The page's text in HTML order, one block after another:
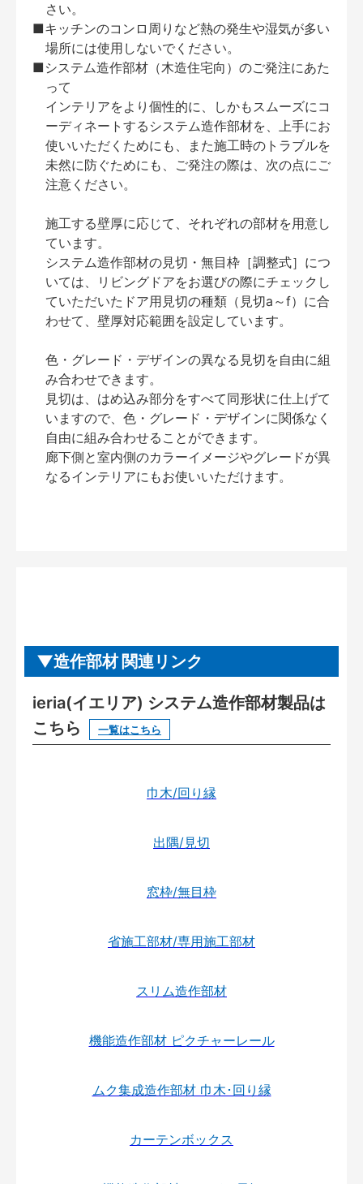
さい。
■キッチンのコンロ周りなど熱の発生や湿気が多い
場所には使用しないでください。
■システム造作部材（木造住宅向）のご発注にあた
って
インテリアをより個性的に、しかもスムーズにコ
ーディネートするシステム造作部材を、上手にお
使いいただくためにも、また施工時のトラブルを
未然に防ぐためにも、ご発注の際は、次の点にご
注意ください。
施工する壁厚に応じて、それぞれの部材を用意し
ています。
システム造作部材の見切・無目枠［調整式］につ
いては、リビングドアをお選びの際にチェックし
ていただいたドア用見切の種類（見切a～f）に合
わせて、壁厚対応範囲を設定しています。
色・グレード・デザインの異なる見切を自由に組
み合わせできます。
見切は、はめ込み部分をすべて同形状に仕上げて
いますので、色・グレード・デザインに関係なく
自由に組み合わせることができます。
廊下側と室内側のカラーイメージやグレードが異
なるインテリアにもお使いいただけます。
造作部材 関連リンク
ieria(イエリア) システム造作部材製品は
こちら
一覧はこちら
巾木/回り縁
出隅/見切
窓枠/無目枠
省施工部材/専用施工部材
スリム造作部材
機能造作部材 ピクチャーレール
ムク集成造作部材 巾木･回り縁
カーテンボックス